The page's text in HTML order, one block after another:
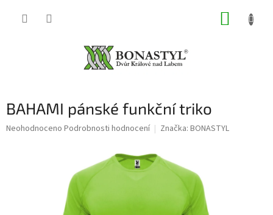
BAHAMI pánské funkční triko
Průměrné
Neohodnoceno Podrobnosti hodnocení Značka: BONASTYL